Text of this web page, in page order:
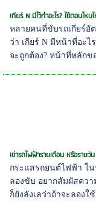
เกียร์ N มีไว้ทำอะไร? ใช้ตอนไห
หลายคนที่ขับรถเกียร์อั
ว่า เกียร์ N มีหน้าที่อะ
จะถูกต้อง? หน้าที่หลักข
เช่ารถไฟฟ้ารายเดือน หรือรายวั
กระแสรถยนต์ไฟฟ้า ใ
ลองขับ อยากสัมผัสควา
ก็ยังลังเลว่าถ้าจะลองใ